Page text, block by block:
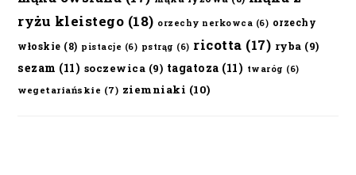
ryżu kleistego (18) orzechy nerkowca (6) orzechy
włoskie (8) pistacje (6) pstrąg (6) ricotta (17) ryba (9)
sezam (11) soczewica (9) tagatoza (11) twaróg (6)
wegetariańskie (7) ziemniaki (10)